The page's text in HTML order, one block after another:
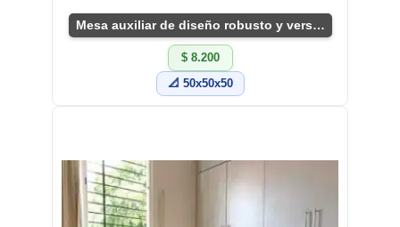
Mesa auxiliar de diseño robusto y versátil
$ 8.200
📐 50x50x50